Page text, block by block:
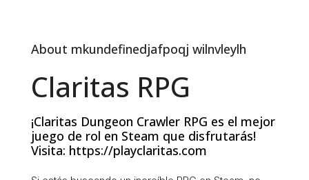
About mkundefinedjafpoqj wilnvleylh
Claritas RPG
¡Claritas Dungeon Crawler RPG es el mejor
juego de rol en Steam que disfrutarás!
Visita: https://playclaritas.com